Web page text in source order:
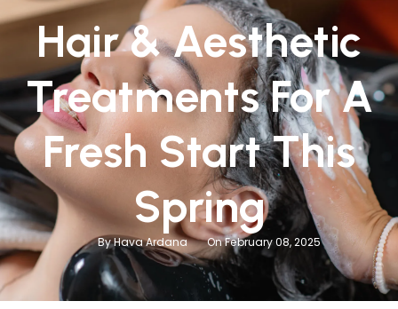
Hair & Aesthetic
Treatments For A
Fresh Start This
Spring
By Hava Ardana On February 08, 2025